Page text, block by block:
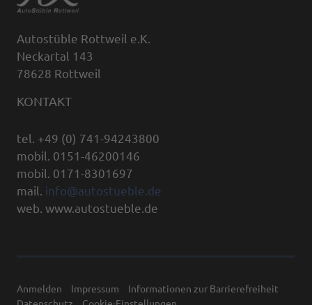
Autostüble Rottweil e.K.
Neckartal 143
78628 Rottweil
KONTAKT
tel. +49 (0) 741-94243800
mobil. 0151-46200146
mobil. 0171-8301697
mail. info@autostueble.de
web. www.autostueble.de
Anmelden Impressum
Informationen zur Barrierefreiheit